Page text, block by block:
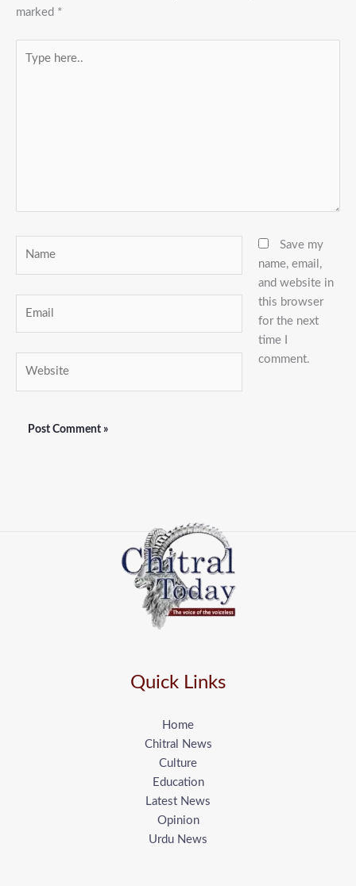
marked *
here..
Save my
name, email,
and website in
this browser
for the next
time I
comment.
Quick Links
Home
Chitral News
Culture
Education
Latest News
Opinion
Urdu News